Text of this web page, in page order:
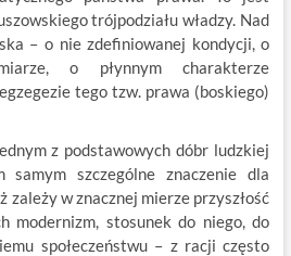
trójpodziału władzy. Nad
– o nie zdefiniowanej kondycji, o
o płynnym charakterze
tego tzw. prawa (boskiego)
z podstawowych dóbr ludzkiej
szczególne znaczenie dla
zależy w znacznej mierze przyszłość
modernizm, stosunek do niego, do
społeczeństwu – z racji często